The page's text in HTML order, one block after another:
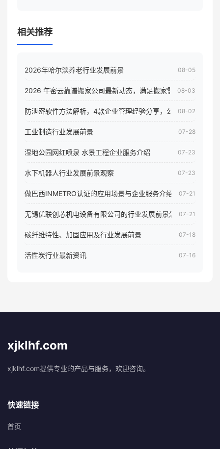
相关推荐
2026年哈尔滨养老行业发展前景 08-05
2026 年密云靠谱搬家公司最新动态，满足搬家需求！08-03
防泄密软件方法解析，4款企业管理经验分享，公司员工电脑核
08-02
工业制造行业发展前景 07-28
湿地公园网红喷泉 水景工程企业服务介绍 07-23
水下机器人行业发展前景观察 07-23
做巴西INMETRO认证的应用场景与企业服务介绍 07-21
无锡优联创芯机电设备有限公司的行业发展前景怎样07-21
碳纤维特性、加固应用及行业发展前景 07-18
活性炭行业最新资讯 07-16
xjklhf.com
xjklhf.com提供专业的产品与服务，欢迎咨询。
快速链接
首页